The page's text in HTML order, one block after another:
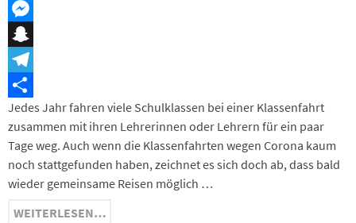
Threema
Messenger
Snapchat
Telegram
Teilen
Jedes Jahr fahren viele Schulklassen bei einer Klassenfahrt
zusammen mit ihren Lehrerinnen oder Lehrern für ein paar
Tage weg. Auch wenn die Klassenfahrten wegen Corona kaum
noch stattgefunden haben, zeichnet es sich doch ab, dass bald
wieder gemeinsame Reisen möglich …
WEITERLESEN…